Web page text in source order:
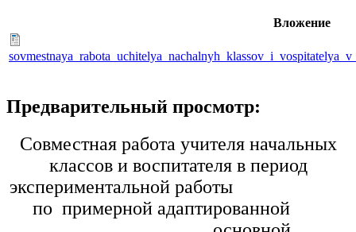
Вложение
Предварительный просмотр:
Совместная работа учителя начальных
классов и воспитателя в период
экспериментальной работы
по примерной адаптированной